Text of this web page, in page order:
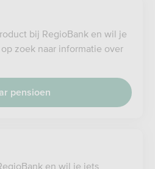
bij RegioBank en wil je
zoek naar informatie over
pensioen
en wil je iets